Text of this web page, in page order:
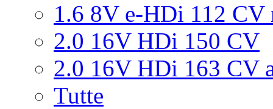
1.6 8V e-HDi 112 CV
2.0 16V HDi 150 CV
2.0 16V HDi 163 CV
Tutte